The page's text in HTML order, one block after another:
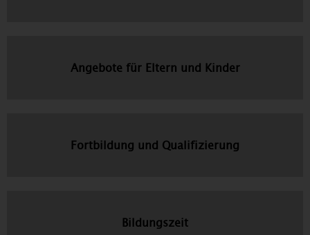
Angebote für Eltern und Kinder
Fortbildung und Qualifizierung
Bildungszeit